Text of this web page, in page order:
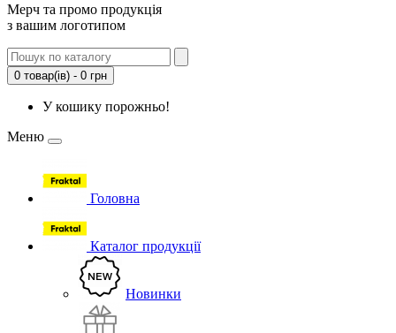
Мерч та промо продукція
з вашим логотипом
0 товар(ів) - 0 грн
У кошику порожньо!
Меню
Головна
Каталог продукції
Новинки